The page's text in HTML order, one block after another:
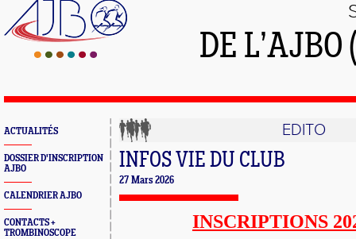
DE
ACTUALITÉS
DOSSIER D'INSCRIPTION
AJBO
CALENDRIER AJBO
CONTACTS +
TROMBINOSCOPE
EDITO
INFOS VIE DU CLUB
27 Mars 2026
INSCRIPTIONS